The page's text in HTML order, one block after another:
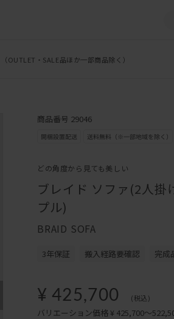
（OUTLET・SALE品ほか一部商品除く）
商品番号 29046
どの角度から見ても美しい
ブレイド ソファ(2人掛
プル)
BRAID SOFA
3年保証 搬入経路要確認 完成
¥ 425,700 (税込)
バリエーション価格 ¥ 425,700～